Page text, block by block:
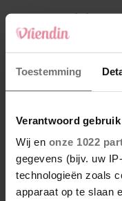
Toestemming
Verantwoord
Wij en onze 1022
gegevens (bijv. uw
technologieën zoals
apparaat op te slaan
4 Makelaar
Hij sprak eng
5 Makelaar
durf ik bijna